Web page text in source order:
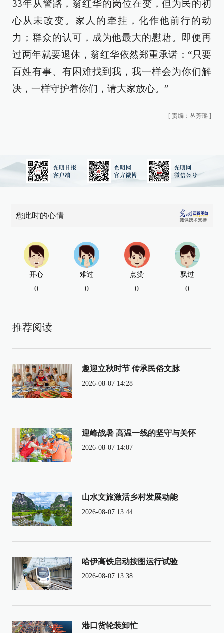
33年从警路，翁红华的岗位在变，但为民的初
心从未改变。家人的牵挂，化作他前行的动
力；群众的认可，成为他最大的慰藉。即便再
过两年就要退休，翁红华依然郑重承诺：“只要
百姓有事、有困难找到我，我一样会为你们解
决，一样守护着你们，请大家放心。”
[ 责编：丛芳瑶 ]
您此时的心情
开心
0
难过
0
点赞
0
飘过
0
推荐阅读
趣迎立秋时节 传承民俗文脉
2026-08-07 14:28
迎峰战暑 高温一线的坚守与关怀
2026-08-07 14:07
山水文旅激活乡村发展动能
2026-08-07 13:44
哈伊高铁启动按图运行试验
2026-08-07 13:38
港口货轮装卸忙